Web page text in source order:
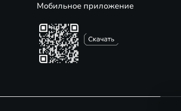
Мобильное приложение